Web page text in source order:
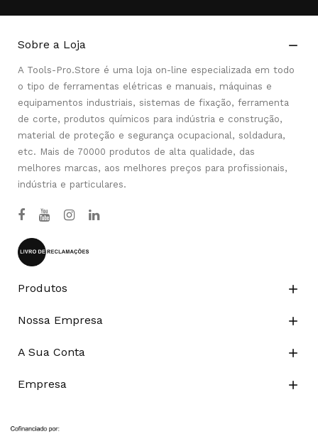
Sobre a Loja 
A Tools-Pro.Store é uma loja on-line especializada em todo
o tipo de ferramentas elétricas e manuais, máquinas e
equipamentos industriais, sistemas de fixação, ferramenta
de corte, produtos químicos para indústria e construção,
material de proteção e segurança ocupacional, soldadura,
etc. Mais de 70000 produtos de alta qualidade, das
melhores marcas, aos melhores preços para profissionais,
indústria e particulares.
Produtos 
Nossa Empresa 
A Sua Conta 
Empresa 